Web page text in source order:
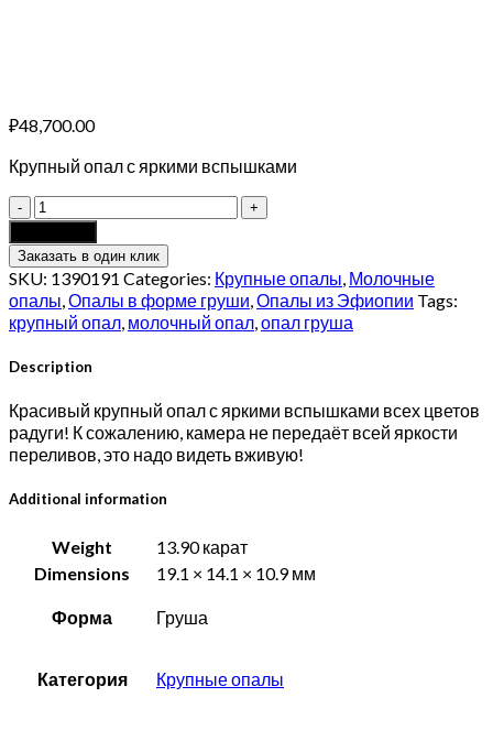
₽48,700.00
Крупный опал с яркими вспышками
Крупный
опал
13.90
карат
quantity
Заказать в один клик
SKU: 1390191 Categories: Крупные опалы, Молочные
опалы,Опалы в форме груши,Опалы из Эфиопии Tags:
крупный опал, молочный опал,опал груша
Description
Красивый крупный опал с яркими вспышками всех цветов
радуги! К сожалению, камера не передаёт всей яркости
переливов, это надо видеть вживую!
Additional information
Weight
13.90 карат
Dimensions
19.1 × 14.1 × 10.9 мм
Форма Груша
Категория Крупные опалы